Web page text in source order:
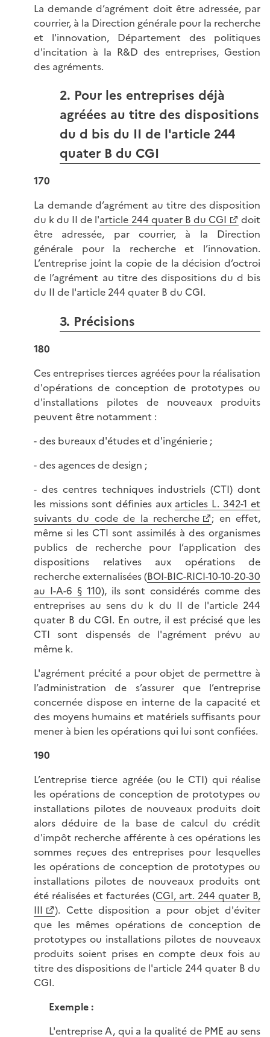
La demande d’agrément doit être adressée, par
courrier, à la Direction générale pour la recherche
et l'innovation, Département des politiques
d'incitation à la R&D des entreprises, Gestion
des agréments.
2. Pour les entreprises déjà
agréées au titre des dispositions
du d bis du II de l'article 244
quater B du CGI
170
La demande d’agrément au titre des disposition
du k du II de l'article 244 quater B du CGI
doit
être adressée, par courrier, à la Direction
générale pour la recherche et l’innovation.
L’entreprise joint la copie de la décision d’octroi
de l’agrément au titre des dispositions du d bis
du II de l'article 244 quater B du CGI.
3. Précisions
180
Ces entreprises tierces agréées pour la réalisation
d'opérations de conception de prototypes ou
d'installations pilotes de nouveaux produits
peuvent être notamment :
- des bureaux d'études et d'ingénierie ;
- des agences de design ;
- des centres techniques industriels (CTI) dont
les missions sont définies aux articles L. 342-1 et
suivants du code de la recherche
; en effet,
même si les CTI sont assimilés à des organismes
publics de recherche pour l’application des
dispositions relatives aux opérations de
recherche externalisées (BOI-BIC-RICI-10-10-20-30
au I-A-6 § 110), ils sont considérés comme des
entreprises au sens du k du II de l'article 244
quater B du CGI. En outre, il est précisé que les
CTI sont dispensés de l'agrément prévu au
même k.
L'agrément précité a pour objet de permettre à
l’administration de s’assurer que l’entreprise
concernée dispose en interne de la capacité et
des moyens humains et matériels suffisants pour
mener à bien les opérations qui lui sont confiées.
190
L’entreprise tierce agréée (ou le CTI) qui réalise
les opérations de conception de prototypes ou
installations pilotes de nouveaux produits doit
alors déduire de la base de calcul du crédit
d'impôt recherche afférente à ces opérations les
sommes reçues des entreprises pour lesquelles
les opérations de conception de prototypes ou
installations pilotes de nouveaux produits ont
été réalisées et facturées (CGI, art. 244 quater B,
III
). Cette disposition a pour objet d'éviter
que les mêmes opérations de conception de
prototypes ou installations pilotes de nouveaux
produits soient prises en compte deux fois au
titre des dispositions de l'article 244 quater B du
CGI.
Exemple :
L'entreprise A, qui a la qualité de PME au sens